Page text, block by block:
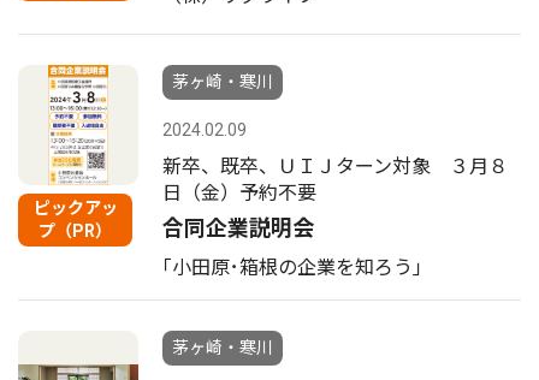
ピックアッ
プ（PR）
茅ヶ崎・寒川
2024.02.09
新卒、既卒、ＵＩＪターン対象 ３月８
日（金）予約不要
合同企業説明会
｢小田原･箱根の企業を知ろう｣
茅ヶ崎・寒川